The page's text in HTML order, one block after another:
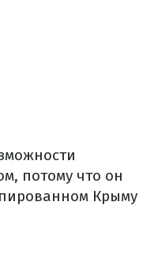
потому что он
Крыму